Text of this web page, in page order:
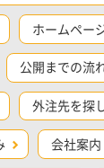
ホームペー
公開までの流
外注先を探
会社案内